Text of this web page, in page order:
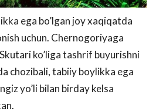
ega bo’lgan joy xaqiqatda
uchun. Chernogoriyaga
ko’liga tashrif buyurishni
chozibali, tabiiy boylikka ega
yo’li bilan birday kelsa